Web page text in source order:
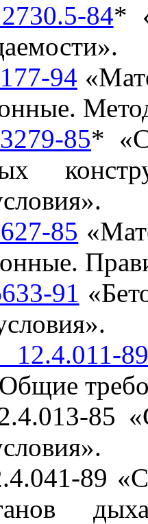
84*
94
85*
85
91
89
85
89